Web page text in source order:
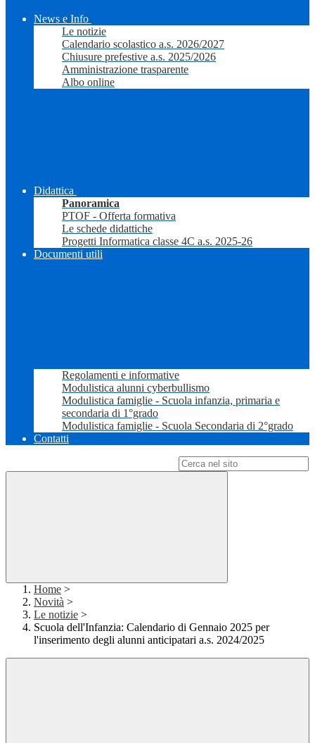
News e Info
Le notizie
Calendario scolastico a.s. 2026/2027
Chiusure prefestive a.s. 2025/2026
Amministrazione trasparente
Albo online
Didattica
Panoramica
PTOF - Offerta formativa
Le schede didattiche
Progetti Informatica classe 4C a.s. 2025-26
Documenti utili
Regolamenti e informative
Modulistica alunni cyberbullismo
Modulistica famiglie - Scuola infanzia, primaria e
secondaria di 1°grado
Modulistica famiglie - Scuola Secondaria di 2°grado
Contatti
Home >
Novità >
Le notizie >
Scuola dell'Infanzia: Calendario di Gennaio 2025 per
l'inserimento degli alunni anticipatari a.s. 2024/2025